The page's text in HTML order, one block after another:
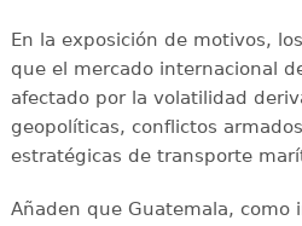
En la exposición de motivos,
que el mercado internacional
afectado por la volatilidad
geopolíticas, conflictos
estratégicas de transporte
Añaden que Guatemala, como